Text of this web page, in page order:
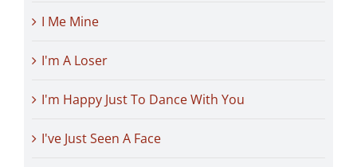
I Me Mine
I'm A Loser
I'm Happy Just To Dance With You
I've Just Seen A Face